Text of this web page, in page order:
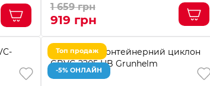
1 659 грн
919 грн
Топ продаж
-5% ОНЛАЙН